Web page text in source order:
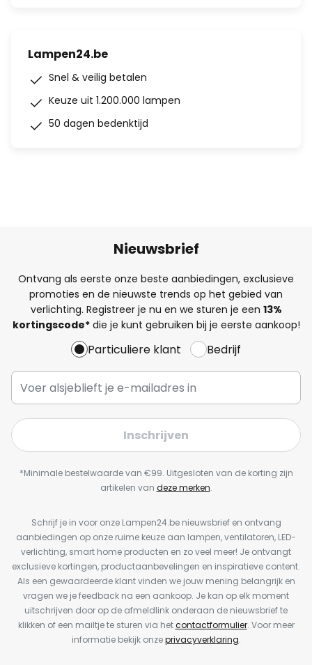
Lampen24.be
Snel & veilig betalen
Keuze uit 1.200.000 lampen
50 dagen bedenktijd
Nieuwsbrief
Ontvang als eerste onze beste aanbiedingen, exclusieve
promoties en de nieuwste trends op het gebied van
verlichting. Registreer je nu en we sturen je een 13%
kortingscode*die je kunt gebruiken bij je eerste aankoop!
Particuliere klant Bedrijf
Inschrijven
*Minimale bestelwaarde van €99. Uitgesloten van de korting zijn
artikelen van deze merken.
Schrijf je in voor onze Lampen24.be nieuwsbrief en ontvang
aanbiedingen op onze ruime keuze aan lampen, ventilatoren, LED-
verlichting, smart home producten en zo veel meer! Je ontvangt
exclusieve kortingen, productaanbevelingen en inspiratieve content.
Als een gewaardeerde klant vinden we jouw mening belangrijk en
vragen we je feedback na een aankoop. Je kan op elk moment
uitschrijven door op de afmeldlink onderaan de nieuwsbrief te
klikken of een mailtje te sturen via hetcontactformulier. Voor meer
informatie bekijk onzeprivacyverklaring.